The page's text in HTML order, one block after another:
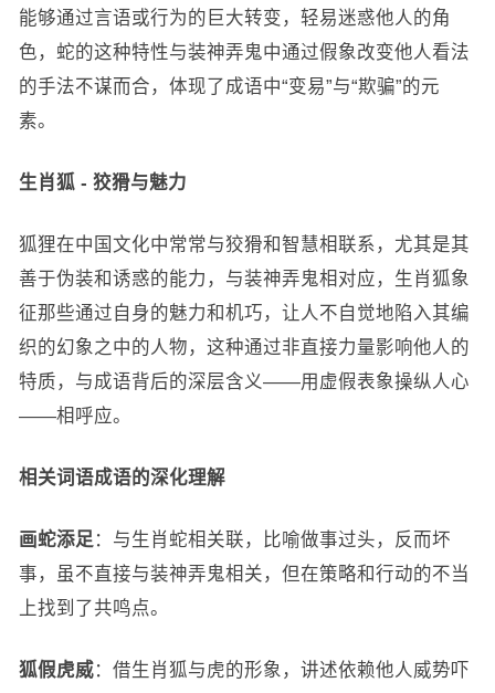
能够通过言语或行为的巨大转变，轻易迷惑他人的角
色，蛇的这种特性与装神弄鬼中通过假象改变他人看法
的手法不谋而合，体现了成语中“变易”与“欺骗”的元
素。
生肖狐 - 狡猾与魅力
狐狸在中国文化中常常与狡猾和智慧相联系，尤其是其
善于伪装和诱惑的能力，与装神弄鬼相对应，生肖狐象
征那些通过自身的魅力和机巧，让人不自觉地陷入其编
织的幻象之中的人物，这种通过非直接力量影响他人的
特质，与成语背后的深层含义——用虚假表象操纵人心
——相呼应。
相关词语成语的深化理解
画蛇添足 ：与生肖蛇相关联，比喻做事过头，反而坏
事，虽不直接与装神弄鬼相关，但在策略和行动的不当
上找到了共鸣点。
狐假虎威：借生肖狐与虎的形象，讲述依赖他人威势吓